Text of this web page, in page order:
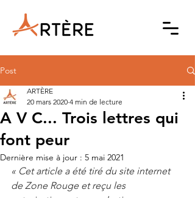
Post
A V C... Trois lettres qui
font peur
ARTÈRE
20 mars 2020 4 min de lecture
Dernière mise à jour : 5 mai 2021
« Cet article a été tiré du site internet
de Zone Rouge et reçu les